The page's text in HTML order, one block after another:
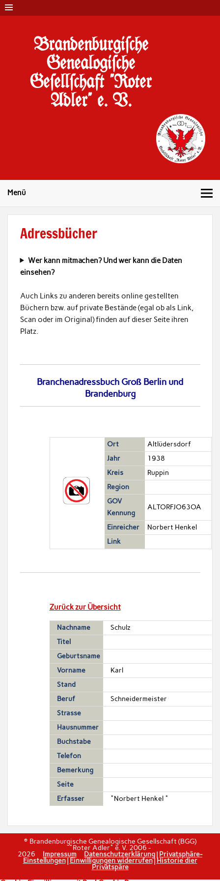
Brandenburgi#che
Genealogi#che
Ge#ell#chaft "Roter
Adler" e. V.
Menü
Adressbücher
Wer kann mitmachen? Und wer kann die Daten
einsehen?
Auch Links zu anderen bereits online gestellten
Büchern bzw. auf private Bestände (egal ob als Link,
Scan oder im Original) finden auf dieser Seite ihren
Platz.
Branchenadressbuch Groß Berlin und
Brandenburg
Ort
Altlüdersdorf
Jahr
1938
Kreis
Ruppin
Region
GOV
Kennung
ALTORFJO63OA
Einreicher
Norbert Henkel
Link
Zurück zur Übersicht
Nachname
Schulz
Titel
Geburtsname
Vorname
Karl
Stand
Beruf
Schneidermeister
Strasse
Hausnummer
Buchstabe
Telefon
Bemerkung
Seite
Erfasser
"Norbert Henkel "
© Brandenburgische Genealogische Gesellschaft (BGG)
"Roter Adler" e. V. 2006 -
2026 Impressum Datenschutzerklärung| Privatsphäre-
Einstellungen| Einwilligungen widerrufen|Historie dier
Privatspäre